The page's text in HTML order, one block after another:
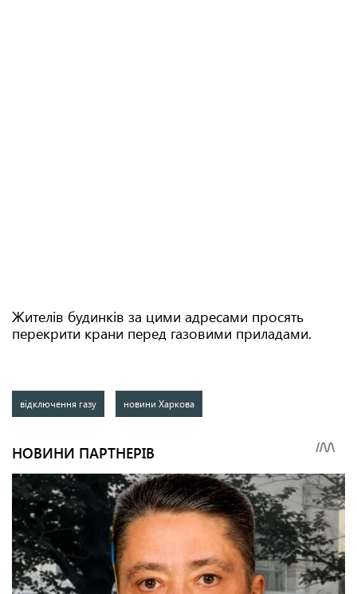
Жителів будинків за цими адресами просять
перекрити крани перед газовими приладами.
відключення газу новини Харкова